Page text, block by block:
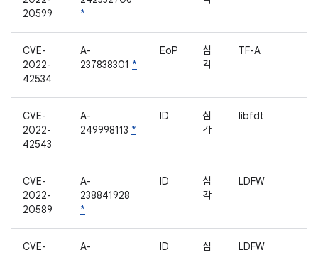
20599
*
CVE-
2022-
42534
A-
237838301 *
EoP
심
각
TF-A
CVE-
2022-
42543
A-
249998113 *
ID
심
각
libfdt
CVE-
2022-
20589
A-
238841928
*
ID
심
각
LDFW
CVE-
A-
ID
심
LDFW